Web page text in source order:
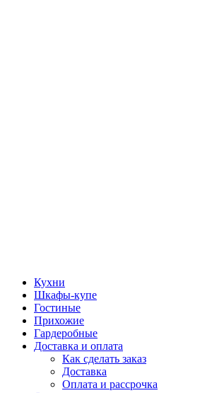
Кухни
Шкафы-купе
Гостиные
Прихожие
Гардеробные
Доставка и оплата
Как сделать заказ
Доставка
Оплата и рассрочка